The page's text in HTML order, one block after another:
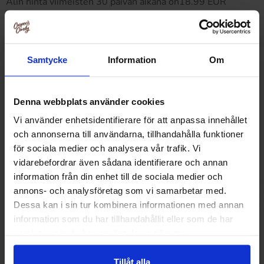
Samtycke Information Om
Denna webbplats använder cookies
Vi använder enhetsidentifierare för att anpassa innehållet
och annonserna till användarna, tillhandahålla funktioner
för sociala medier och analysera vår trafik. Vi
vidarebefordrar även sådana identifierare och annan
information från din enhet till de sociala medier och
annons- och analysföretag som vi samarbetar med.
Dessa kan i sin tur kombinera informationen med annan
information som du har tillhandahållit eller som de har
Tillåt alla
(2026-08-07 )
Muut pitivät